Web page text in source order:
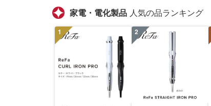
家電・電化製品 人気の品ランキング
1 2